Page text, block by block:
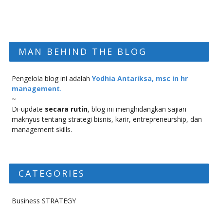
MAN BEHIND THE BLOG
Pengelola blog ini adalah Yodhia Antariksa, msc in hr
management.
~
Di-update secara rutin, blog ini menghidangkan sajian
maknyus tentang strategi bisnis, karir, entrepreneurship, dan
management skills.
CATEGORIES
Business STRATEGY